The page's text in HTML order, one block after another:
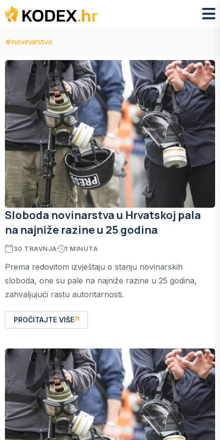
#novinarstvo
Sloboda novinarstva u Hrvatskoj pala
na najniže razine u 25 godina
30 TRAVNJA 1 MINUTA
Prema redovitom izvještaju o stanju novinarskih
sloboda, one su pale na najniže razine u 25 godina,
zahvaljujući rastu autoritarnosti.
PROČITAJTE VIŠE